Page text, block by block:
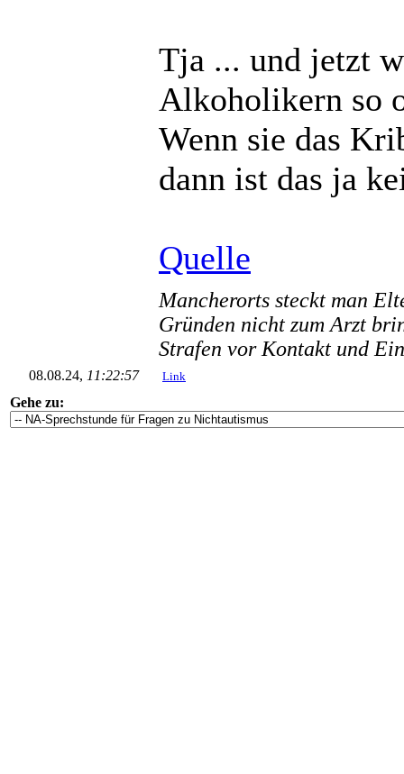
Tja ... und jetzt
Alkoholikern so
Wenn sie das
dann ist das ja
Quelle
Mancherorts steckt man
Gründen nicht zum Arzt
Strafen vor Kontakt und
08.08.24, 11:22:57 Link
Gehe zu: